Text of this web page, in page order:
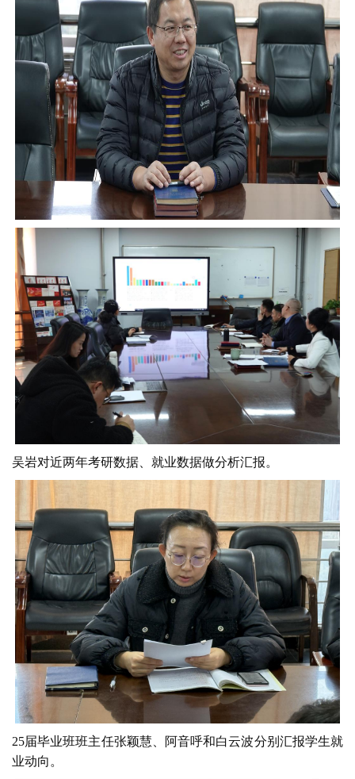
吴岩对近两年考研数据、就业数据做分析汇报。
25届毕业班班主任张颖慧、阿音呼和白云波分别汇报学生就
业动向。